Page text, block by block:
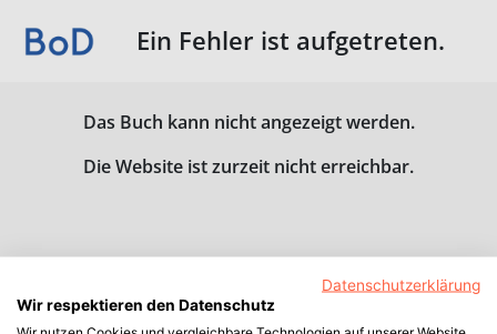
Ein Fehler ist aufgetreten.
Das Buch kann nicht angezeigt werden.
Die Website ist zurzeit nicht erreichbar.
Datenschutzerklärung
Wir respektieren den Datenschutz